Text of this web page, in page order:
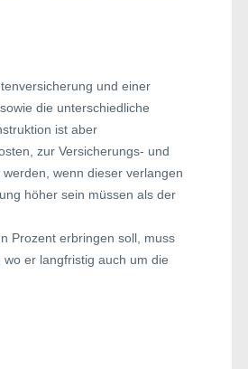
und einer
die unterschiedliche
ist aber
zur Versicherungs- und
wenn dieser verlangen
höher sein müssen als der
Prozent erbringen soll, muss
er langfristig auch um die